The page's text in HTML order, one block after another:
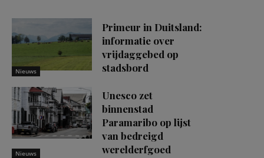
Nieuws
Primeur in Duitsland:
informatie over
vrijdaggebed op
stadsbord
Nieuws
Unesco zet
binnenstad
Paramaribo op lijst
van bedreigd
werelderfgoed